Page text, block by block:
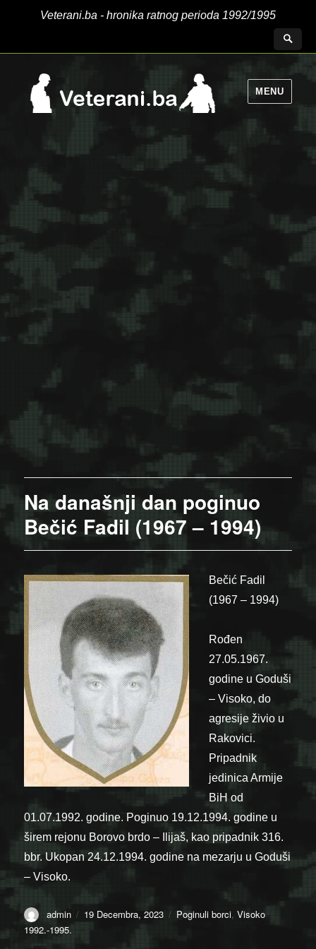
Veterani.ba - hronika ratnog perioda 1992/1995
MENU
Na današnji dan poginuo
Bečić Fadil (1967 – 1994)
Bečić Fadil
(1967 – 1994)
Rođen
27.05.1967.
godine u Goduši
– Visoko, do
agresije živio u
Rakovici.
Pripadnik
jedinica Armije
BiH od
01.07.1992. godine. Poginuo 19.12.1994. godine u
širem rejonu Borovo brdo – Ilijaš, kao pripadnik 316.
bbr. Ukopan 24.12.1994. godine na mezarju u Goduši
– Visoko.
Author
admin
Posted
19 Decembra, 2023 Categories
Poginuli borci,Visoko
1992.-1995.